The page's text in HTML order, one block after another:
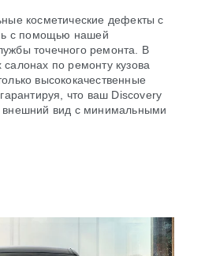
косметические дефекты с
с помощью нашей
точечного ремонта. В
по ремонту кузова
высококачественные
что ваш Discovery
внешний вид с минимальными